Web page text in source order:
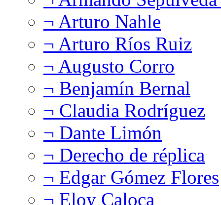
¬ Arturo Nahle
¬ Arturo Ríos Ruiz
¬ Augusto Corro
¬ Benjamín Bernal
¬ Claudia Rodríguez
¬ Dante Limón
¬ Derecho de réplica
¬ Edgar Gómez Flores
¬ Eloy Caloca